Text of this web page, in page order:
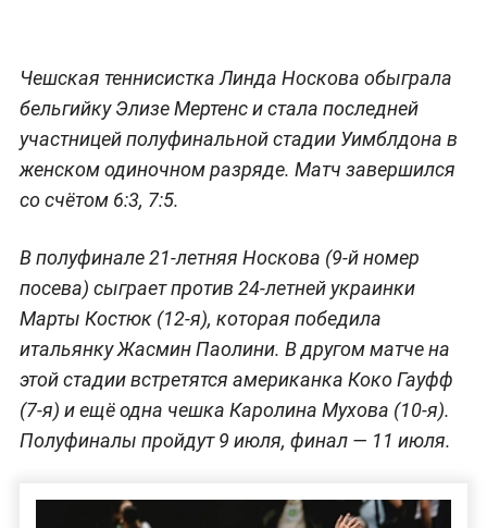
Чешская теннисистка Линда Носкова обыграла
бельгийку Элизе Мертенс и стала последней
участницей полуфинальной стадии Уимблдона в
женском одиночном разряде. Матч завершился
со счётом 6:3, 7:5.
В полуфинале 21-летняя Носкова (9-й номер
посева) сыграет против 24-летней украинки
Марты Костюк (12-я), которая победила
итальянку Жасмин Паолини. В другом матче на
этой стадии встретятся американка Коко Гауфф
(7-я) и ещё одна чешка Каролина Мухова (10-я).
Полуфиналы пройдут 9 июля, финал — 11 июля.